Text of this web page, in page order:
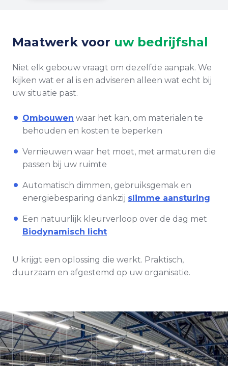
Maatwerk voor uw bedrijfshal
Niet elk gebouw vraagt om dezelfde aanpak. We
kijken wat er al is en adviseren alleen wat echt bij
uw situatie past.
Ombouwen waar het kan, om materialen te
behouden en kosten te beperken
Vernieuwen waar het moet, met armaturen die
passen bij uw ruimte
Automatisch dimmen, gebruiksgemak en
energiebesparing dankzij slimme aansturing
Een natuurlijk kleurverloop over de dag met
Biodynamisch licht
U krijgt een oplossing die werkt. Praktisch,
duurzaam en afgestemd op uw organisatie.